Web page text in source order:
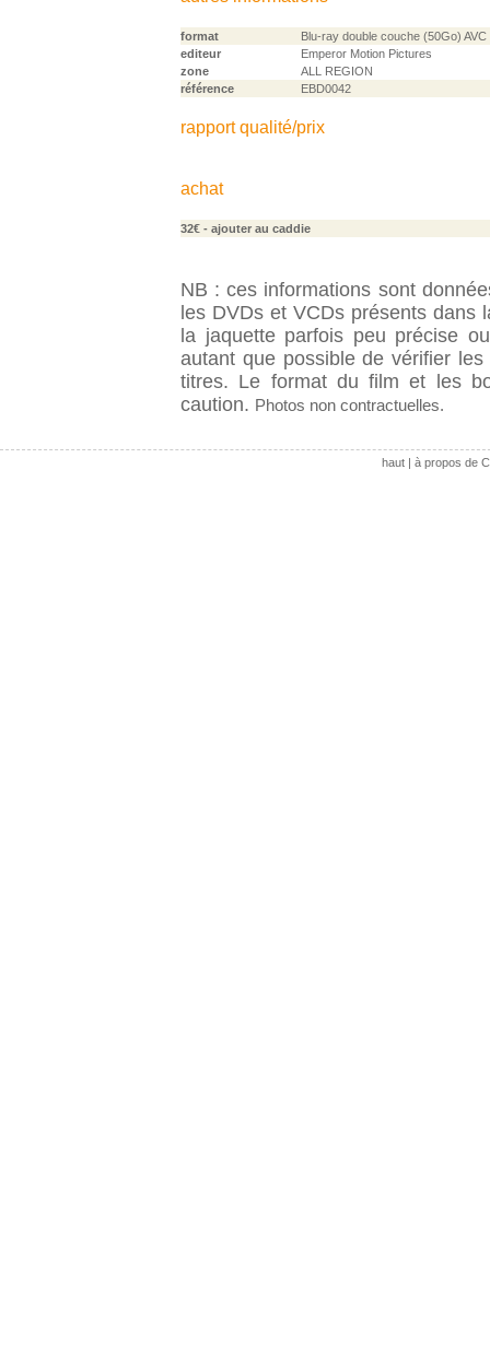
format
Blu-ray double couche (50Go) AVC
editeur
Emperor Motion Pictures
zone
ALL REGION
référence
EBD0042
rapport qualité/prix
achat
32€ - ajouter au caddie
NB : ces informations sont
les DVDs et VCDs présents dans
la jaquette parfois peu précise
autant que possible de vérifier
titres. Le format du film et les
caution. Photos non contractuelles.
haut| à propos de